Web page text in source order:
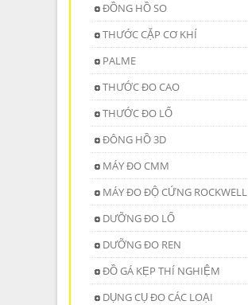
ĐỒNG HỒ SO
THƯỚC CẶP CƠ KHÍ
PALME
THƯỚC ĐO CAO
THƯỚC ĐO LỔ
ĐÔNG HỒ 3D
MÁY ĐO CMM
MÁY ĐO ĐỘ CỨNG ROCKWELL
DƯỠNG ĐO LỔ
DƯỠNG ĐO REN
ĐỒ GÁ KẸP THÍ NGHIỆM
DỤNG CỤ ĐO CÁC LOẠI